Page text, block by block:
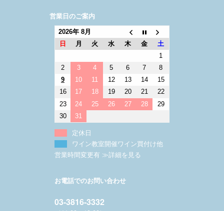
営業日のご案内
2026年 8月
日
月 火 水 木 金
土
1
2
3 4 5 6 7
8
9
10 11 12 13 14
15
16
17 18 19 20 21
22
23
24 25 26 27 28
29
30
31
定休日
ワイン教室開催ワイン買付け他
営業時間変更有 ≫詳細を見る
お電話でのお問い合わせ
03-3816-3332